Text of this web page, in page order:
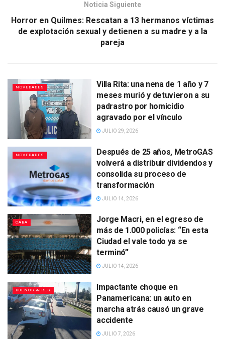
Noticia Siguiente
Horror en Quilmes: Rescatan a 13 hermanos víctimas
de explotación sexual y detienen a su madre y a la
pareja
NOVEDADES
Villa Rita: una nena de 1 año y 7
meses murió y detuvieron a su
padrastro por homicidio
agravado por el vínculo
JULIO 29, 2026
NOVEDADES
Después de 25 años, MetroGAS
volverá a distribuir dividendos y
consolida su proceso de
transformación
JULIO 14, 2026
CABA
Jorge Macri, en el egreso de
más de 1.000 policías: “En esta
Ciudad el vale todo ya se
terminó”
JULIO 14, 2026
BUENOS AIRES
Impactante choque en
Panamericana: un auto en
marcha atrás causó un grave
accidente
JULIO 7, 2026